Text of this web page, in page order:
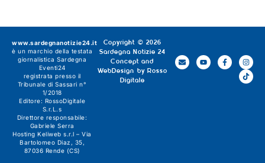
Copyright © 2026
Sardegna Notizie 24
Concept and
WebDesign by Rosso
Digitale
www.sardegnanotizie24.it
è un marchio della testata
giornalistica Sardegna
Eventi24
registrata presso il
Tribunale di Sassari n°
1/2018
Editore: RossoDigitale
S.r.L.s
Direttore responsabile:
Gabriele Serra
Hosting Keliweb s.r.l – Via
Bartolomeo Diaz, 35,
87036 Rende (CS)